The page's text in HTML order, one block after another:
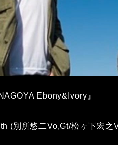
Ebony&Ivory』
(別所悠二Vo,Gt/松ヶ下宏之